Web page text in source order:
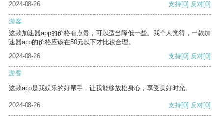
2024-08-26 支持[0] 反对[0]
游客
这款加速器app的价格有点贵，可以适当降低一些。我个人觉得，一款加
速器app的价格应该在50元以下才比较合理。
2024-08-26
支持[0] 反对[0]
游客
这款app是我娱乐的好帮手，让我能够放松身心，享受美好时光。
2024-08-26 支持[0] 反对[0]